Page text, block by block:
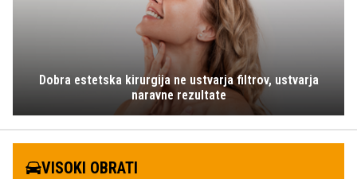
Dobra estetska kirurgija ne ustvarja filtrov, ustvarja
naravne rezultate
VISOKI OBRATI